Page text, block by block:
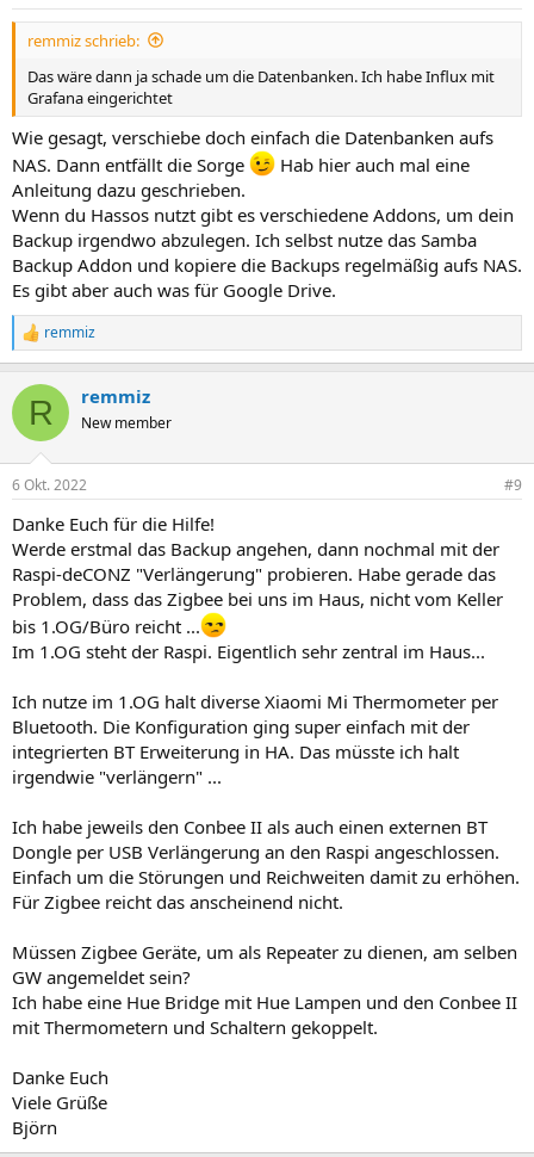
n
remmiz schrieb:
Das wäre dann ja schade um die Datenbanken. Ich habe Influx mit
Grafana eingerichtet
Wie gesagt, verschiebe doch einfach die Datenbanken aufs
NAS. Dann entfällt die Sorge
Hab hier auch mal eine
Anleitung dazu geschrieben.
Wenn du Hassos nutzt gibt es verschiedene Addons, um dein
Backup irgendwo abzulegen. Ich selbst nutze das Samba
Backup Addon und kopiere die Backups regelmäßig aufs NAS.
Es gibt aber auch was für Google Drive.
R
e
k
i
e
:
remmiz
R remmiz
New member
6 Okt. 2022 #9
Danke Euch für die Hilfe!
Werde erstmal das Backup angehen, dann nochmal mit der
Raspi-deCONZ "Verlängerung" probieren. Habe gerade das
Problem, dass das Zigbee bei uns im Haus, nicht vom Keller
bis 1.OG/Büro reicht ...
Im 1.OG steht der Raspi. Eigentlich sehr zentral im Haus...
Ich nutze im 1.OG halt diverse Xiaomi Mi Thermometer per
Bluetooth. Die Konfiguration ging super einfach mit der
integrierten BT Erweiterung in HA. Das müsste ich halt
irgendwie "verlängern" ...
Ich habe jeweils den Conbee II als auch einen externen BT
Dongle per USB Verlängerung an den Raspi angeschlossen.
Einfach um die Störungen und Reichweiten damit zu erhöhen.
Für Zigbee reicht das anscheinend nicht.
Müssen Zigbee Geräte, um als Repeater zu dienen, am selben
GW angemeldet sein?
Ich habe eine Hue Bridge mit Hue Lampen und den Conbee II
mit Thermometern und Schaltern gekoppelt.
Danke Euch
Viele Grüße
Björn